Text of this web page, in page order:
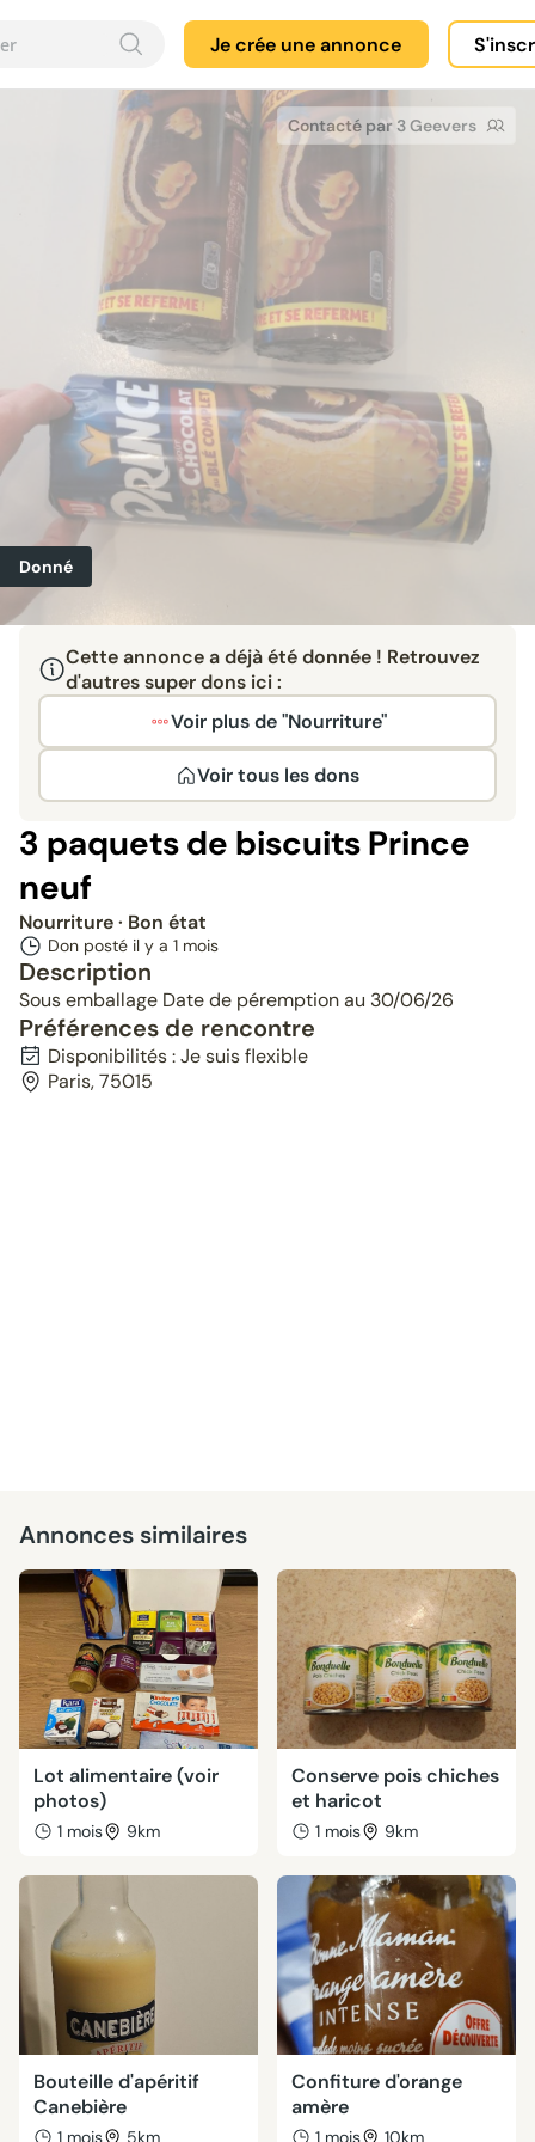
Je crée une annonce
Contacté par 3 Geevers
Donné
Cette annonce a déjà été donnée ! Retrouvez
d'autres super dons ici :
Voir plus de "Nourriture"
Voir tous les dons
3 paquets de biscuits Prince
neuf
Nourriture· Bon état
Don posté il y a 1 mois
Description
Sous emballage Date de péremption au 30/06/26
Préférences de rencontre
Disponibilités : Je suis flexible
Paris, 75015
Annonces similaires
Lot alimentaire (voir
photos)
1 mois 9km
Conserve pois chiches
et haricot
1 mois 9km
Bouteille d'apéritif
Canebière
1 mois 5km
Confiture d'orange
amère
1 mois 10km